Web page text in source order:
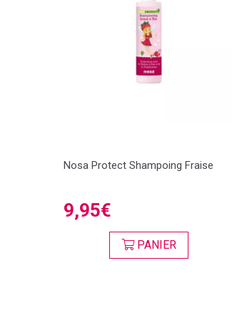
Nosa Protect Shampoing Fraise
9,95€
PANIER